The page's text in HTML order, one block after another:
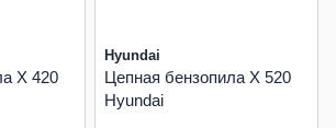
X 420
Hyundai
Цепная бензопила X 520
Hyundai